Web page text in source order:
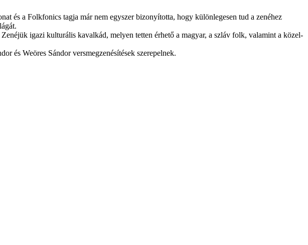
és a Folkfonics tagja már nem egyszer bizonyította, hogy különlegesen tud a zenéhez
igazi kulturális kavalkád, melyen tetten érhető a magyar, a szláv folk, valamint a közel-
és Weöres Sándor versmegzenésítések szerepelnek.